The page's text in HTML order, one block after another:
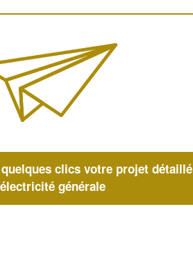
clics votre projet détaillé
générale